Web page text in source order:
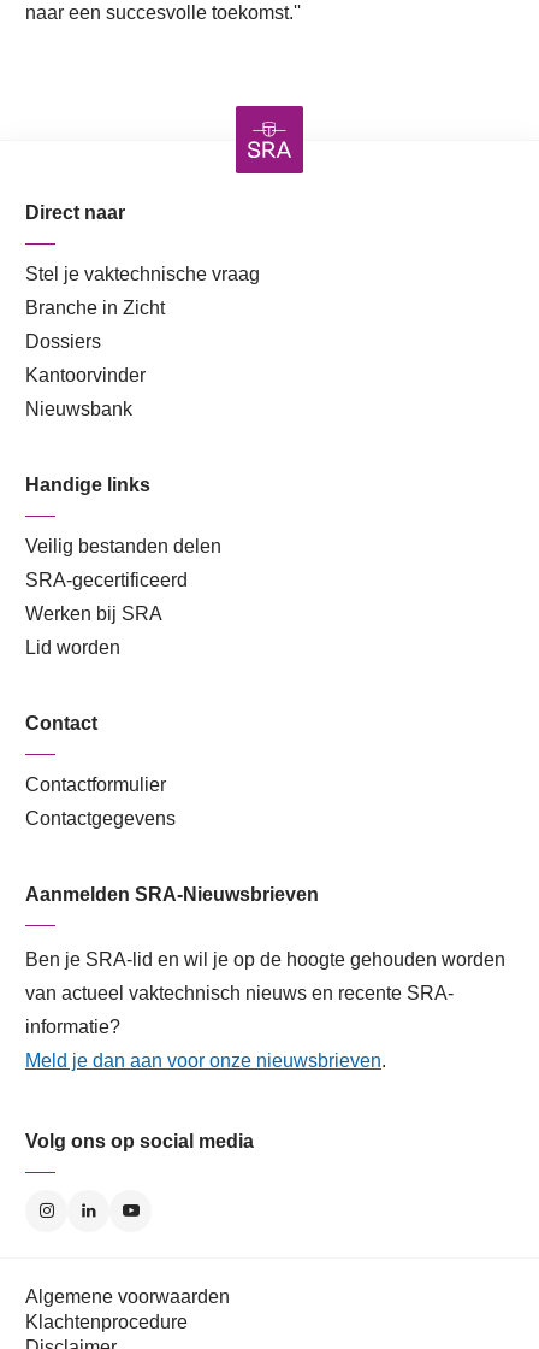
naar een succesvolle toekomst.''
Direct naar
Stel je vaktechnische vraag
Branche in Zicht
Dossiers
Kantoorvinder
Nieuwsbank
Handige links
Veilig bestanden delen
SRA-gecertificeerd
Werken bij SRA
Lid worden
Contact
Contactformulier
Contactgegevens
Aanmelden SRA-Nieuwsbrieven
Ben je SRA-lid en wil je op de hoogte gehouden worden
van actueel vaktechnisch nieuws en recente SRA-
informatie?
Meld je dan aan voor onze nieuwsbrieven.
Volg ons op social media
Algemene voorwaarden
Klachtenprocedure